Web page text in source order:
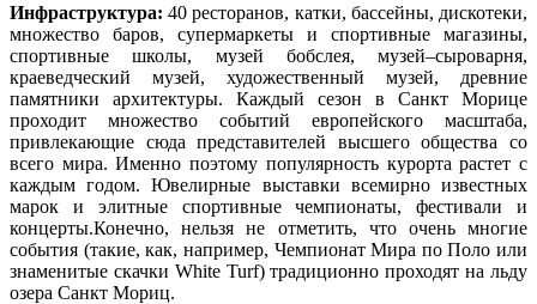
Инфраструктура:40 ресторанов, катки, бассейны, дискотеки,
множество баров, супермаркеты и спортивные магазины,
спортивные школы, музей бобслея, музей–сыроварня,
краеведческий музей, художественный музей, древние
памятники архитектуры. Каждый сезон в Санкт Морице
проходит множество событий европейского масштаба,
привлекающие сюда представителей высшего общества со
всего мира. Именно поэтому популярность курорта растет с
каждым годом. Ювелирные выставки всемирно известных
марок и элитные спортивные чемпионаты, фестивали и
концерты.Конечно, нельзя не отметить, что очень многие
события (такие, как, например, Чемпионат Мира по Поло или
знаменитые скачки White Turf) традиционно проходят на льду
озера Санкт Мориц.